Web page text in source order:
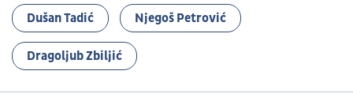
Dušan Tadić Njegoš Petrović
Dragoljub Zbiljić